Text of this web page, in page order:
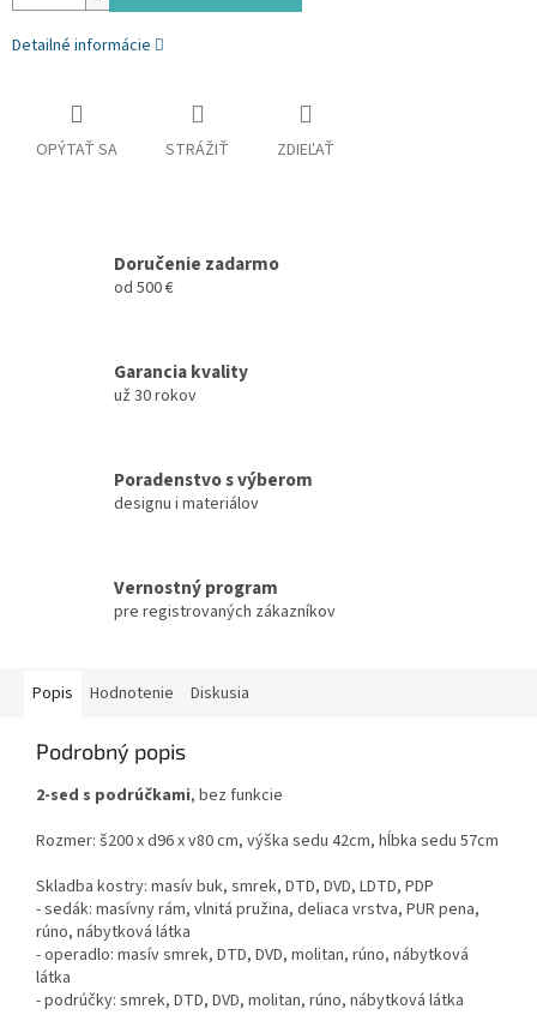
Detailné informácie
OPÝTAŤ SA STRÁŽIŤ ZDIEĽAŤ
Doručenie zadarmo
od 500 €
Garancia kvality
už 30 rokov
Poradenstvo s výberom
designu i materiálov
Vernostný program
pre registrovaných zákazníkov
Popis Hodnotenie Diskusia
Podrobný popis
2-sed s podrúčkami, bez funkcie
Rozmer: š200 x d96 x v80 cm, výška sedu 42cm, hĺbka sedu 57cm
Skladba kostry: masív buk, smrek, DTD, DVD, LDTD, PDP
- sedák: masívny rám, vlnitá pružina, deliaca vrstva, PUR pena,
rúno, nábytková látka
- operadlo: masív smrek, DTD, DVD, molitan, rúno, nábytková
látka
- podrúčky: smrek, DTD, DVD, molitan, rúno, nábytková látka